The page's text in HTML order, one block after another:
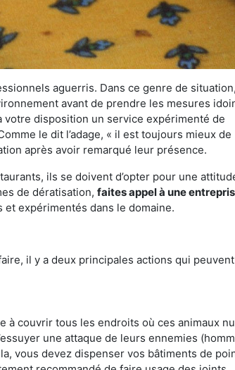
aguerris. Dans ce genre de
avant de prendre les mesures
votre disposition un service expérimenté de
le dit l’adage, « il est toujours mieux de
après avoir remarqué leur présence.
ils se doivent d’opter pour une
de dératisation, faites appel à une
expérimentés dans le domaine.
il y a deux principales actions qui
à couvrir tous les endroits où ces animaux
une attaque de leurs ennemies
vous devez dispenser vos bâtiments de